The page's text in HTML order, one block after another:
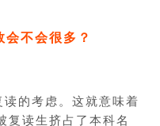
会不会很多？
的考虑。这就意味着
复读生挤占了本科名